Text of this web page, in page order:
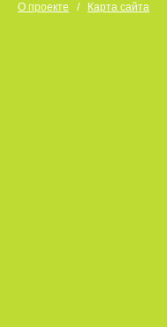
О проекте / Карта сайта